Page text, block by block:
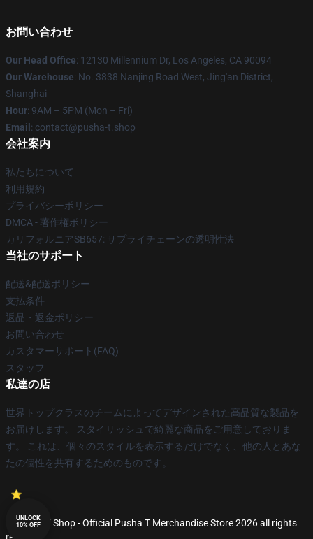
お問い合わせ
Our Head Office: 12130 Millennium Dr, Los Angeles, CA 90094
Our Warehouse: No. 3838 Nanjing Road West, Jing'an District,
Shanghai
Hour: 9AM – 5PM (Mon – Fri)
Email : contact@pusha-t.shop
会社案内
私たちについて
利用規約
プライバシーポリシー
DMCA - 著作権ポリシー
カリフォルニアSB657: サプライチェーンの透明性法
当社のサポート
配送&配送ポリシー
支払条件
返品・返金ポリシー
お問い合わせ
カスタマーサポート(FAQ)
スタッフ
私達の店
世界トップクラスのチームによってデザインされた高品質な製品を
お届けします。 スタイリッシュで綺麗な商品をご用意しておりま
す。 これは、個々のスタイルを表示するだけでなく、他の人とあな
たの個性を共有するためのものです。
© Pusha T Shop - Official Pusha T Merchandise Store 2026 all rights
UNLOCK
10% OFF